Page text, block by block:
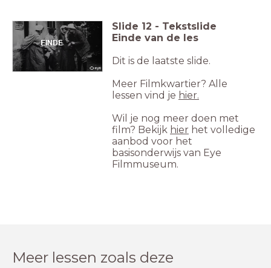
EINDE
Slide 12 - Tekstslide
Einde van de les
Dit is de laatste slide.
Meer Filmkwartier? Alle
lessen vind je hier.
Wil je nog meer doen met
film? Bekijk hier het volledige
aanbod voor het
basisonderwijs van Eye
Filmmuseum.
Meer lessen zoals deze